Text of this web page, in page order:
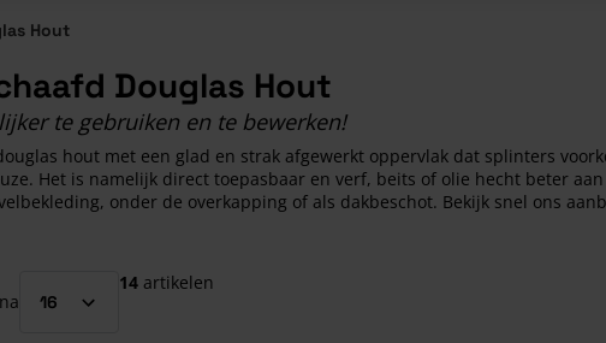
Hout
Douglas Hout
te gebruiken en te bewerken!
hout met een glad en strak afgewerkt oppervlak dat splinters
Het is namelijk direct toepasbaar en verf, beits of olie hecht beter
onder de overkapping of als dakbeschot. Bekijk snel ons
14 artikelen